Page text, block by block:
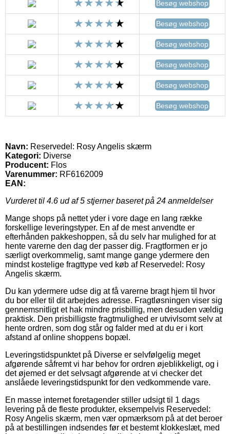
Besøg webshop
Besøg webshop
Besøg webshop
Besøg webshop
Besøg webshop
Besøg webshop
Navn: Reservedel: Rosy Angelis skærm
Kategori: Diverse
Producent: Flos
Varenummer: RF6162009
EAN:
Vurderet til 4.6 ud af 5 stjerner baseret på 24 anmeldelser
Mange shops på nettet yder i vore dage en lang række
forskellige leveringstyper. En af de mest anvendte er
efterhånden pakkeshoppen, så du selv har mulighed for at
hente varerne den dag der passer dig. Fragtformen er jo
særligt overkommelig, samt mange gange ydermere den
mindst kostelige fragttype ved køb af Reservedel: Rosy
Angelis skærm.
Du kan ydermere udse dig at få varerne bragt hjem til hvor
du bor eller til dit arbejdes adresse. Fragtløsningen viser sig
gennemsnitligt et hak mindre prisbillig, men desuden vældig
praktisk. Den prisbilligste fragtmulighed er utvivlsomt selv at
hente ordren, som dog står og falder med at du er i kort
afstand af online shoppens bopæl.
Leveringstidspunktet på Diverse er selvfølgelig meget
afgørende såfremt vi har behov for ordren øjeblikkeligt, og i
det øjemed er det selvsagt afgørende at vi checker det
anslåede leveringstidspunkt for den vedkommende vare.
En masse internet foretagender stiller udsigt til 1 dags
levering på de fleste produkter, eksempelvis Reservedel:
Rosy Angelis skærm, men vær opmærksom på at det beroer
på at bestillingen indsendes før et bestemt klokkeslæt, med